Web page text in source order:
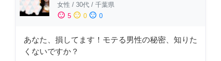
女性 / 30代 / 千葉県
sentiment_satisfied 5 sentiment_neutral 0 sentiment_dissatisfied 0
あなた、損してます！モテる男性の秘密、知りた
くないですか？